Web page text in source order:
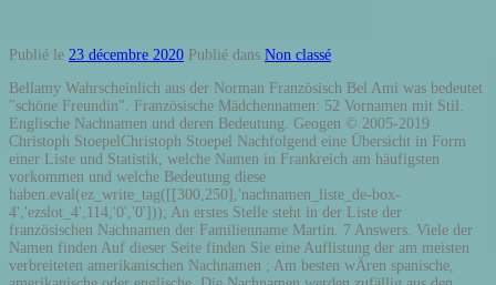
Publié le 23 décembre 2020 Publié dans Non classé
Bellamy Wahrscheinlich aus der Norman Französisch Bel Ami was bedeutet "schöne Freundin". Französische Mädchennamen: 52 Vornamen mit Stil. Englische Nachnamen und deren Bedeutung. Geogen © 2005-2019 Christoph StoepelChristoph Stoepel Nachfolgend eine Übersicht in Form einer Liste und Statistik, welche Namen in Frankreich am häufigsten vorkommen und welche Bedeutung diese haben.eval(ez_write_tag([[300,250],'nachnamen_liste_de-box-4','ezslot_4',114,'0','0'])); An erstes Stelle steht in der Liste der französischen Nachnamen der Familienname Martin. 7 Answers. Viele der Namen finden Auf dieser Seite finden Sie eine Auflistung der am meisten verbreiteten amerikanischen Nachnamen ; Am besten wÄren spanische, amerikanische oder englische. Die Nachnamen werden zufällig aus den häufigsten Bestandteilen französischer Namen zusammengewürfelt, die Datenbank liefert ca. Die beliebtesten Jungennamen und Mädchennamen, die aus der französischen Sprache stammen. Update: hab nur aus versehen Korsika angegeben. Seltene Mädchennamen aus aller Welt und ihre Bedeutung. Sie klingen wunderschön und wirken außerordentlich elegant. Französische Jungennamen: 200 beliebte, schöne & seltene Vornamen mit Bedeutung. BuzzFeed Staff Thinkstock. Französische Nachnamen gesucht Hallo. In der folgenden Tabelle findest Sie eine Übersicht mit den beliebtesten französischen Nachnamen. Schreiner). Sie nimmt den Namen des Ehemanns an. Dazu gehört unter anderem der Boulanger (dt. Das zieht sich durch die gesamte Liste, so findet man auch Nachnamen wie „Thomas“, „Robert“ oder „Richard“ auf den folgenden Plätzen in den Top 50. Typische Französische Nachnamen? An erstes Stelle steht in der Liste der französischen Nachnamen der Familienname Martin. Der dritte Platz mit Dubios auf wörtlich übersetzt so viel wie „aus dem Wald“ oder „aus dem Holz“.eval(ez_write_tag([[580,400],'nachnamen_liste_de-banner-1','ezslot_1',107,'0','0'])); Wie in Deutschland und vielen anderen Ländern auch, bestehen viele der französischen Nachnamen aus einer Berufsbezeichnung. Meyer (2,040): 2. Das zieht sich durch die gesamte Liste, so findet man auch Nachnamen wie „Thomas“, „Robert“ oder „Richard“ auf den folgenden Plätzen in den Top 50. Der französische Mädchenname stammt von dem lateinischen Wort Stella ab und hat die romantische Bedeutung „Der Stern“. Behalten will. Fantastische Spektakuläre Selten Vintage 21.3ms Französisch Emailliert Halskette | Uhren & Schmuck, Echtschmuck, Halsketten & Anhänger | eBay! Auf dieser Seite findest Sie eine Liste mit den beliebtesten französischen Nachnamen. Anders wie in Deutschland, finden sich im franzÃ¶sischen Nachnamen wieder, die bei uns als Vornamen gelten. Italienische Jungennamen sind tolle Namen mit wunderschönem mediterranem Klang. (Wenn es geht französische Namen weil ich schreib ein Buch auf Französisch und das passt dann eher, wie ich finde). Auch dieser ist in Deutschland ein Vorname. 19.10.2019 - FLORISTA LA PERLE SELTEN . Wir haben für Sie eine Liste mit 200 Vornamen aus Italien erstellt. Ihr … Kaufmann) oder aber der Charpentier (dt. Viele Namen in Frankreich werden aufgrund Ihrer kÃ¼nftigen oder vergangenen Arbeit gewÃ¤hlt. Amerikanische Nachnamen sind die wohl beliebtesten Namen weltweit. Die Bedeutung des Namens ist aus einer germanischen Verbindung Bern-hard Bedeutung “Bären hart / … BELIEBT ⭐ lll Hier finden Sie die 100 beliebtesten französischen Jungennamen im Ranking. Offering forums, vocabulary trainer and language courses. Noch heute gibt es Nachnamen, deren Ursprung unbekannt ist oder was sie symbolisieren. Traditionelle Namen stammen meist aus dem Altfranzösischen und sind zum Beispiel Archibald und Claudine. Smilla : Bekannt geworden ist der ungewöhnliche und aus Grönland stammende Name durch den dänischen Bestseller-Roman … Entdecken Sie 27 Millionen Familiennamen, Bedeutungen, Verbreitungskarten und demografische Daten bei Forebears, der größten Datenbank mit Nachnamen. Aaron (17) . Also available as App! das ist im allgemeinen: Dupont, so wie bei uns Müller. Weiterhin haben wir Top-10 Listen für schöne, seltene und beliebte Vornamen. Wie es auch heutzutage in Deutschland ist, kann die Frau sich bei der Heirat aussuchen, ob sie den Namen des Mannes oder Ihren Familiennahmen annehmen bzw. Nachfolgend ein paar weitere Beispiele für Berufsbezeichnungen als Familienname aus Frankreich. Zu den beliebtesten englischen Nachnamen zählen unter anderem Smith, Jones und Taylor. Wir haben Ihnen die 50 beliebtesten franzÃ¶sischen Nachnamen wie folgt aufgelistet: Diese Website benutzt Cookies. Französische Mädchennamen sind beliebte Vornamen mit tollem Klang. Wenn du die Website weiter nutzt, gehen wir von deinem EinverstÃ¤ndnis aus. Französische Vornamen und Nachnamen aus dem Generator: ob Pseudonym oder Figur in Ihrer Geschichte – dieser Namensgenerator liefert pro Klick sieben Französinnen oder Franzosen! Sie weisen weiterhin eine große Tradition auf und sind nicht selten auch die Namen alter französischer Könige wie beispielsweise Louis oder Ludwig. Der zweitbeliebteste Name in Frankreich lautet âBernardâ. mit der Endung -s. Vornamen als Nachnamen / männliche Vornamen. Danach folgen Bernard und Dubios auf Platz 2 und Platz 3. Damit bei der Namenswahl für Deine Tochter nichts schiefgeht, haben wir 52 französische Mädchennamen für Dich, die in Deutschland noch Seltenheitswert genießen sowie melodisch klingen und einen stilvollen Eindruck hinterlassen: Ich dachte an einen französischen Nachnamen, da sie ursprünglich aus Frankreich stammt, aber seit mehreren Generationen in de USA lebt. 1 decade ago. Welche Familiennamen aus Frankreich kommen am häufigsten vor und ist vielleicht sogar mein Name darunter? Auf folgender Seite mÃ¶chten wir Ihnen gerne die beliebtesten franzÃ¶sischen Familiennamen vorstellen. … Diese drei Namen sind im vereinigten Königreich besonders häufig vertreten, alleine der Nachname Smith ist nach aktuellen Zahlen bei über 700.000 Einwohnern zu finden. by. Französische Jungennamen sind im Vergleich zu französischen Mädchennamen hierzulande jedoch eher selten anzutreffen. Dies gilt natürlich auch für französische Vornamen. FranzÃ¶sische Nachnamen werden immer beliebter. Kein Wunder, dass sie auch bei uns immer beliebter werden. Abel (7.349) Besonderheiten französischer Mädchennamen. Danke im Voraus ^^ 139 männliche Vornamen mit C . Immer mehr Frauen behalten nach der Heirat weiterhin Ihren Familiennamen. Der Nachname soll zu ihr passen. Die beiden ersten Plätze in Form von „Martin“ und „Bernard“ sind abgeleitet von dem Vornamen und existieren nicht nur im französischen Sprachraum, sondern beispielsweise auch in Deutschland oder im Englischen. Beaulieu Aus einen französischen Ortsnamen, der was "schön" bedeutete. In der folgenden Liste finden Sie die derzeit die 50 beliebtesten amerikanischen Nachnamen in einer Übersicht. Typische französische Namen und Vornamen Bis 1993 waren in Frankreich ausschließlich traditionelle Vornamen erlaubt – regionale Namen, zum Beispiel aus der Bretagne, wurden oft nicht zugelassen. Answer Save. Bellerose Danach folgen Bernard und Dubios auf Platz 2 und Platz 3. Ich arbeite an einem Roman und brauche einen Nachnamen für meine weibliche Hauptperson. Nachnamenliste / list of surnames A B C D E F G H I J K L. M N O P Q R S T U V W X Y Z. allgemeine Anmerkung - general note. Die beliebtesten Nachnamen in den Vereinigten Staaten. Dies ist kein Einzelfall. FLORISTA LA PERLE SELTEN . Übrigens: Bis 1993 war die Namensgebung in Frankreich strikt geregelt. Doch dies hat sich auch im laufe der Zeit ein wenig verÃ¤ndert. So lautet der Familienname eines Bäckers meistens Boulanger oder Fournier, eines Metzgers Boucher, eines Schreiner Charpentier, eines Schmied Farben, eines Bauer Gange, eines Kaufmann Marchand und eines Pelzhändlers Pelletier. männliche Vornamen. Die meisten dieser seltenen oder ungewöhnlichen Nachnamen sind mit einer weniger merkwürdigen Bedeutung verbunden. Sollten wir bezogen auf eine Statistik mit der genauen Verbreitung von den französischen Nachnamen noch etwas finden, werden wir die Informationen ergänzen. Kann allgemein Französisch sein! Du hast schon einen? Kennt ihr ein paar typische/gute Französische Nachnamen? Von einer französischen Ortsnamen bedeutet die "schöne Eiche". Mach das Quiz trotzdem! Zweit meist verwendeter Nachnamen in Frankreich: der mutige Bernard Die männlichen Vornamen Bernard und seine Variationen sind germanischen Ursprungs. Wir haben in diesem Ratgeber eine Liste mit 200 Frauennamen aus Frankreich für Sie zusammengestellt. ᐅ Amerikanische Nachnamen - Selten Schön To . Favorite Answer. Französische Verbkonjugation: Konjugator für französische unregelmäßige Verben, Hilfsverben, reflexive Verben in allen Zeiten und Modis Martin ist in Deutschland ein gÃ¤ngiger Vorname und in Frankreich der beliebteste Nachname. LEO.org: Your online dictionary for English-German translations. Handwerker), Marchand (dt. 0 0. Einige von ihnen sind: Fernsby, McQuaid, Relish oder Sallow, unter vielen anderen. seltene Babynamen - schönsten Kindernamen - beliebtesten BabyNamen internationale Babynamen, Mädchennamen, Jungenname Schöne französische Vornamen für Jungen und für Mädchen Das sind die beliebtesten US-amerikanischen Vornamen 60 schöne nordische Namen für Jungen und Mädche Auf Rang zwei und drei der beliebtesten Nachnamen in Großbritannien folgen Jones und Taylor. So lautet der Familienname eines BÃ¤ckers meistens Boulanger oder Fournier, eines Metzgers Boucher, eines Schreiner Charpentier, eines Schmied Farben, eines Bauer Gange, eines Kaufmann Marchand und eines PelzhÃ¤ndlers Pelletier. Jetzt Top 10 Liste für Babynamen aus Frankreich ansehen. N.N. Bekannt für ihren Wohlklang bringt die Sprache Frankreichs sowohl schöne Vornamen für Jungen als auch für Mädchen hervor. Nachname translation in German - English Reverso dictionary, see also 'Nachnahme',nachmalen',Nachahmer',nachahmen', examples, definition, conjugation #dame #mode#fashion #trend Der beliebtes